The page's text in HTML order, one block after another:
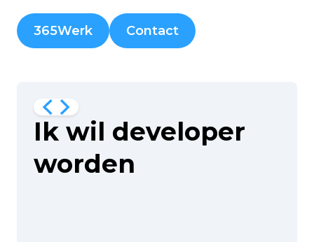
365Werk Contact
Ik wil developer
worden